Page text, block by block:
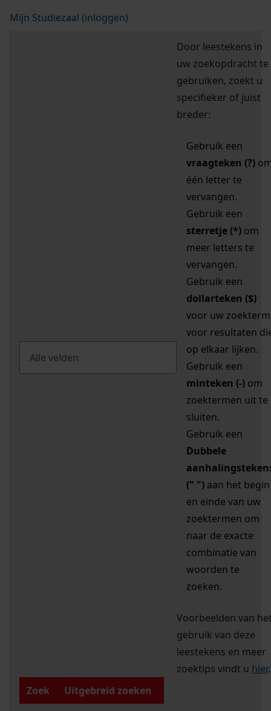
Mijn Studiezaal (inloggen)
Door leestekens in
uw zoekopdracht te
gebruiken, zoekt u
specifieker of juist
breder:
Gebruik een
vraagteken (?)
één letter te
vervangen.
Gebruik een
sterretje (*) om
meer letters te
vervangen.
Gebruik een
dollarteken ($)
voor uw zoekterm
voor resultaten
op elkaar lijken.
Gebruik een
minteken (-) om
zoektermen uit te
sluiten.
Gebruik een
Dubbele
(" ") aan het begin
en einde van uw
zoektermen om
naar de exacte
combinatie van
woorden te
zoeken.
Voorbeelden van
gebruik van deze
leestekens en meer
zoektips vindt u hier.
Zoek
Uitgebreid zoeken